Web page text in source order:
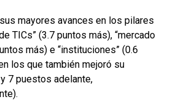
mayores avances en los pilares
TICs” (3.7 puntos más), “mercado
más) e “instituciones” (0.6
los que también mejoró su
7 puestos adelante,